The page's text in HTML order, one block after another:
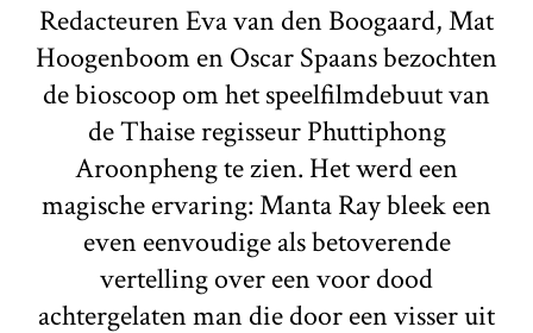
Redacteuren Eva van den Boogaard, Mat
Hoogenboom en Oscar Spaans bezochten
de bioscoop om het speelfilmdebuut van
de Thaise regisseur Phuttiphong
Aroonpheng te zien. Het werd een
magische ervaring: Manta Ray bleek een
even eenvoudige als betoverende
vertelling over een voor dood
achtergelaten man die door een visser uit